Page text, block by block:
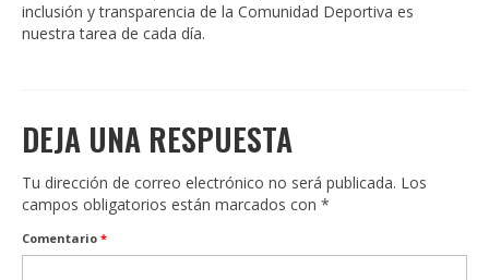
inclusión y transparencia de la Comunidad Deportiva es
nuestra tarea de cada día.
DEJA UNA RESPUESTA
Tu dirección de correo electrónico no será publicada. Los
campos obligatorios están marcados con *
Comentario *